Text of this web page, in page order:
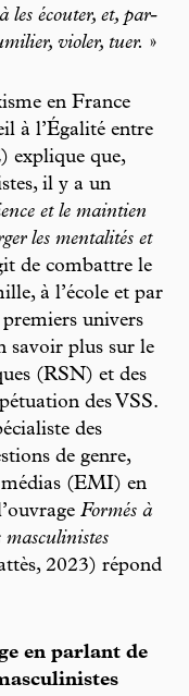
les écouter, et, par-
violer, tuer. »
en France
à l’Égalité entre
explique que,
il y a un
et le maintien
les mentalités et
de combattre le
à l’école et par
univers
savoir plus sur le
(RSN) et des
des VSS.
des
de genre,
(EMI) en
Formés à
masculinistes
2023) répond
en parlant de